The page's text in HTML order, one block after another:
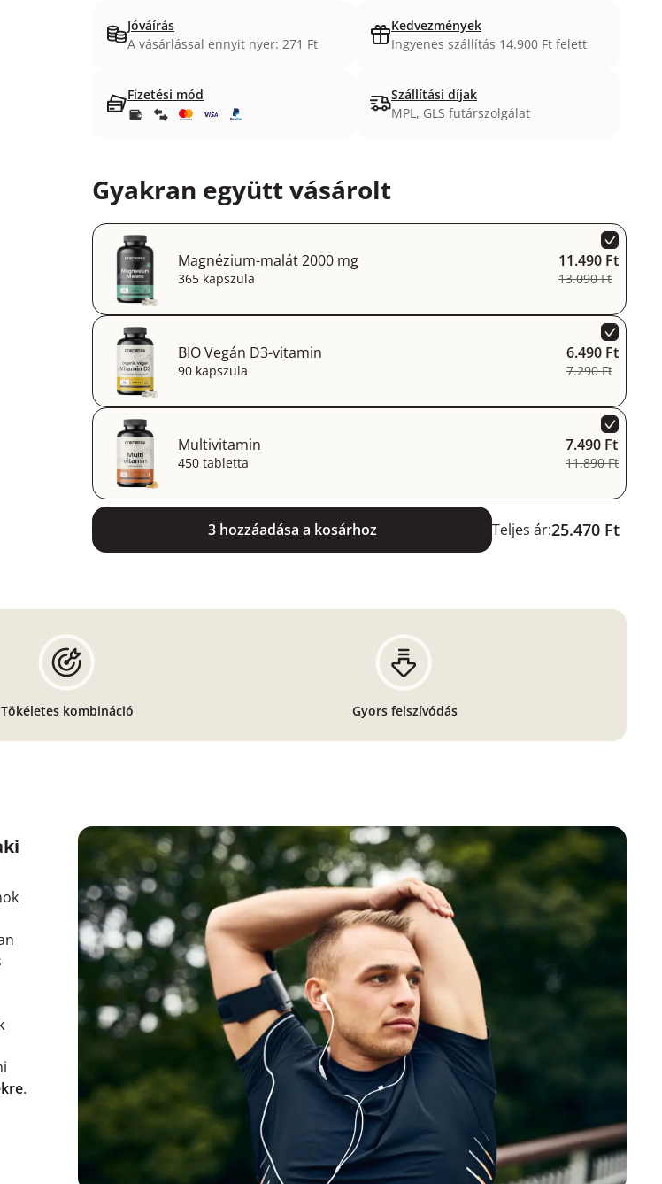
Jóváírás
A vásárlással ennyit nyer: 271 Ft
Kedvezmények
Ingyenes szállítás 14.900 Ft felett
Fizetési mód
Szállítási díjak
MPL, GLS futárszolgálat
Gyakran együtt vásárolt
Magnézium-malát 2000 mg
365 kapszula
11.490 Ft
13.090 Ft
BIO Vegán D3-vitamin
90 kapszula
6.490 Ft
7.290 Ft
Multivitamin
450 tabletta
7.490 Ft
11.890 Ft
3 hozzáadása a kosárhoz Teljes ár:25.470 Ft
Tökéletes kombináció Gyors felszívódás
.